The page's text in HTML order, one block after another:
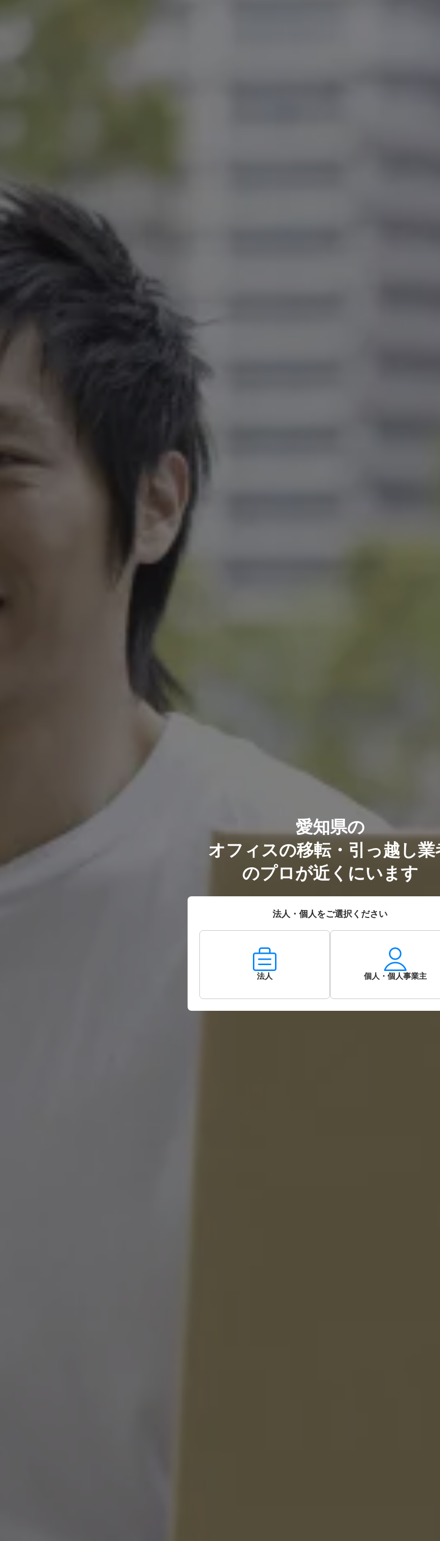
愛知県の
オフィスの移転・引っ越し業
のプロが近くにいます
法人・個人をご選択ください
法人 個人・個人事業主